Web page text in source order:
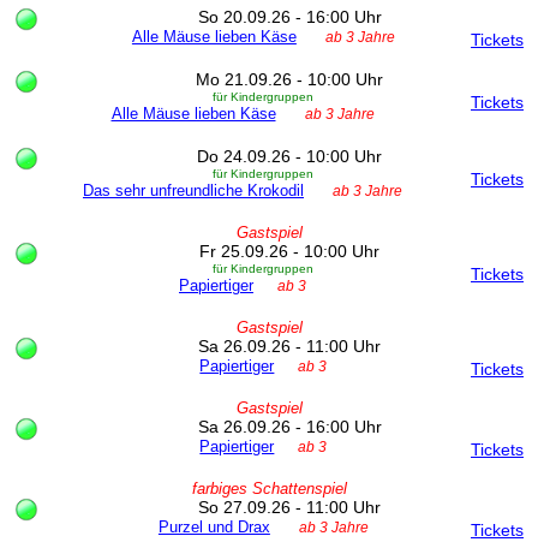
So 20.09.26 - 16:00 Uhr
Tickets
Alle Mäuse lieben Käse ab 3 Jahre
Mo 21.09.26 - 10:00 Uhr
Tickets
für Kindergruppen
Alle Mäuse lieben Käse ab 3 Jahre
Do 24.09.26 - 10:00 Uhr
Tickets
für Kindergruppen
Das sehr unfreundliche Krokodil ab 3 Jahre
Gastspiel
Fr 25.09.26 - 10:00 Uhr
Tickets
für Kindergruppen
Papiertiger ab 3
Gastspiel
Sa 26.09.26 - 11:00 Uhr
Tickets
Papiertiger ab 3
Gastspiel
Sa 26.09.26 - 16:00 Uhr
Tickets
Papiertiger ab 3
farbiges Schattenspiel
So 27.09.26 - 11:00 Uhr
Tickets
Purzel und Drax ab 3 Jahre